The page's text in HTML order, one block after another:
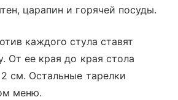
царапин и горячей посуды.
каждого стула ставят
От ее края до края стола
см. Остальные тарелки
меню.